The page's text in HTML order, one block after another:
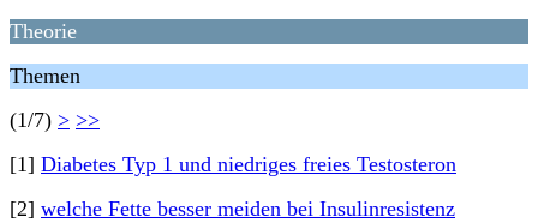
Theorie
Themen
(1/7) > >>
[1] Diabetes Typ 1 und niedriges freies Testosteron
[2] welche Fette besser meiden bei Insulinresistenz